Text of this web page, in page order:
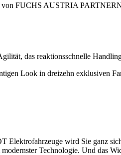
von FUCHS AUSTRIA
das reaktionsschnelle
Look in dreizehn exklusiven
Elektrofahrzeuge wird Sie ganz
Technologie. Und das